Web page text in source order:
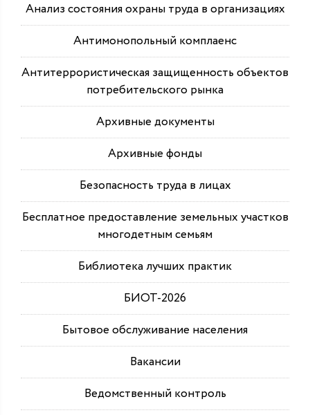
Анализ состояния охраны труда в организациях
Антимонопольный комплаенс
Антитеррористическая защищенность объектов
потребительского рынка
Архивные документы
Архивные фонды
Безопасность труда в лицах
Бесплатное предоставление земельных участков
многодетным семьям
Библиотека лучших практик
БИОТ-2026
Бытовое обслуживание населения
Вакансии
Ведомственный контроль